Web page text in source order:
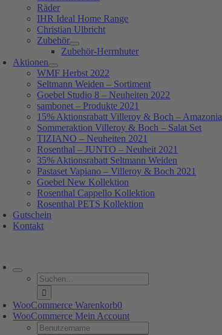
Räder
IHR Ideal Home Range
Christian Ulbricht
Zubehör
Zubehör-Herrnhuter
Aktionen
WMF Herbst 2022
Seltmann Weiden – Sortiment
Goebel Studio 8 – Neuheiten 2022
sambonet – Produkte 2021
15% Aktionsrabatt Villeroy & Boch – Amazonia
Sommeraktion Villeroy & Boch – Salat Set
TIZIANO – Neuheiten 2021
Rosenthal – JUNTO – Neuheit 2021
35% Aktionsrabatt Seltmann Weiden
Pastaset Vapiano – Villeroy & Boch 2021
Goebel New Kollektion
Rosenthal Cappello Kollektion
Rosenthal PETS Kollektion
Gutschein
Kontakt
Suche
nach:
WooCommerce Warenkorb0
WooCommerce Mein Account
Username: